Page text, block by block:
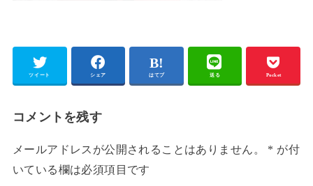
ツイート シェア はてブ 送る Pocket
コメントを残す
メールアドレスが公開されることはありません。 * が付
いている欄は必須項目です